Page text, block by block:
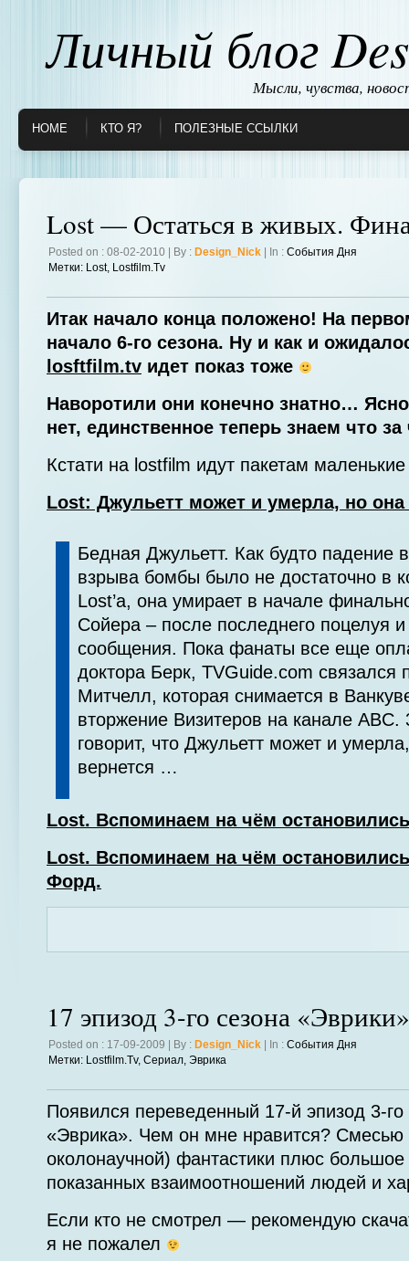
Личный блог
Мысли, чувства,
HOME КТО Я? ПОЛЕЗНЫЕ ССЫЛКИ
Lost — Остаться в живых.
Posted on : 08-02-2010 | By : Design_Nick | In : События Дня
Метки: Lost, Lostfilm.tv
Итак начало конца положено! На
начало 6-го сезона. Ну и как и
losftfilm.tv идет показ тоже
Наворотили они конечно знатно…
нет, единственное теперь знаем что
Кстати на lostfilm идут пакетам
Lost: Джульетт может и умерла, но
Бедная Джульетт. Как будто падение
взрыва бомбы было не достаточно в
Lost’a, она умирает в начале
Сойера – после последнего поцелуя и
сообщения. Пока фанаты все еще
доктора Берк, TVGuide.com связался
Митчелл, которая снимается в
вторжение Визитеров на канале ABC.
говорит, что Джульетт может и
вернется …
Lost. Вспоминаем на чём
Lost. Вспоминаем на чём
Форд.
17 эпизод 3-го сезона «Эврики»
Posted on : 17-09-2009 | By : Design_Nick | In : События Дня
Метки: Lostfilm.tv, Сериал, Эврика
Появился переведенный 17-й эпизод 3-го
«Эврика». Чем он мне нравится? Смесью
околонаучной) фантастики плюс большое
показанных взаимоотношений людей и
Если кто не смотрел — рекомендую
я не пожалел